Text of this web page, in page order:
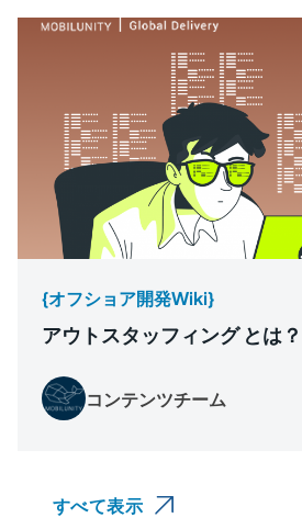
{オフショア開発Wiki}
アウトスタッフィング とは？
コンテンツチーム
すべて表示